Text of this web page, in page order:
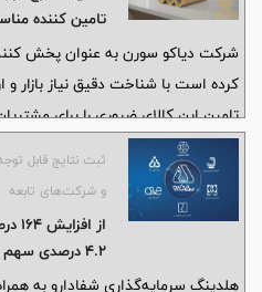
تامین ‌کننده
شرکت دیاکو سورن به عنوان پخش‌
کرده است با شناخت دقیق نیاز بازار
تامین این کالای ضروری را برای
مجموعه با تکیه بر تجربه بازار، شناخت
کیفیت، توانسته در حوزه تولید و
اعتماد تبدیل شود.
ثبت نتایج قابل
و شرکت‌های تابعه
از
4.2 درصدی سهم ریالی بازار در هلدینگ شفادارو
هلدینگ سرمایه‌‌گذاری شفادارو به